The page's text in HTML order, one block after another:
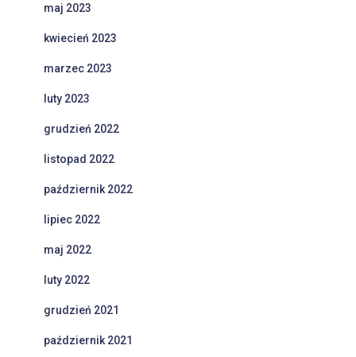
maj 2023
kwiecień 2023
marzec 2023
luty 2023
grudzień 2022
listopad 2022
październik 2022
lipiec 2022
maj 2022
luty 2022
grudzień 2021
październik 2021